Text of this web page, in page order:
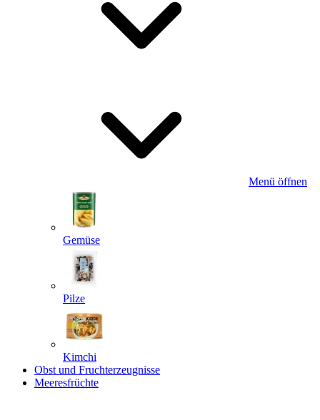
Menü öffnen
Gemüse
Pilze
Kimchi
Obst und Fruchterzeugnisse
Meeresfrüchte